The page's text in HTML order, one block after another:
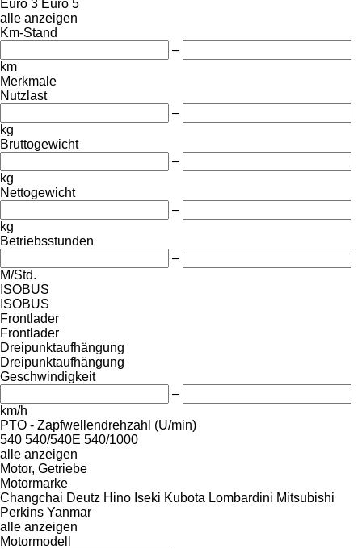
Euro 3 Euro 5
alle anzeigen
Km-Stand
–
km
Merkmale
Nutzlast
–
kg
Bruttogewicht
–
kg
Nettogewicht
–
kg
Betriebsstunden
–
M/Std.
ISOBUS
ISOBUS
Frontlader
Frontlader
Dreipunktaufhängung
Dreipunktaufhängung
Geschwindigkeit
–
km/h
PTO - Zapfwellendrehzahl (U/min)
540 540/540E 540/1000
alle anzeigen
Motor, Getriebe
Motormarke
Changchai Deutz Hino Iseki Kubota Lombardini Mitsubishi
Perkins Yanmar
alle anzeigen
Motormodell